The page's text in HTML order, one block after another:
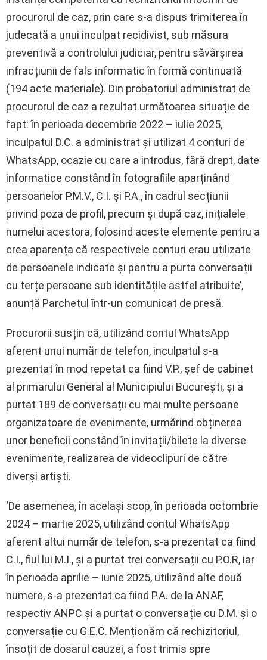
procurorul de caz, prin care s-a dispus trimiterea în
judecată a unui inculpat recidivist, sub măsura
preventivă a controlului judiciar, pentru săvârșirea
infracțiunii de fals informatic în formă continuată
(194 acte materiale). Din probatoriul administrat de
procurorul de caz a rezultat următoarea situație de
fapt: în perioada decembrie 2022 – iulie 2025,
inculpatul D.C. a administrat și utilizat 4 conturi de
WhatsApp, ocazie cu care a introdus, fără drept, date
informatice constând în fotografiile aparținând
persoanelor P.M.V., C.I. și P.A., în cadrul secțiunii
privind poza de profil, precum și după caz, inițialele
numelui acestora, folosind aceste elemente pentru a
crea aparența că respectivele conturi erau utilizate
de persoanele indicate și pentru a purta conversații
cu terțe persoane sub identitățile astfel atribuite’,
anunță Parchetul într-un comunicat de presă.
Procurorii susțin că, utilizând contul WhatsApp
aferent unui număr de telefon, inculpatul s-a
prezentat în mod repetat ca fiind V.P., șef de cabinet
al primarului General al Municipiului București, și a
purtat 189 de conversații cu mai multe persoane
organizatoare de evenimente, urmărind obținerea
unor beneficii constând în invitații/bilete la diverse
evenimente, realizarea de videoclipuri de către
diverși artiști.
‘De asemenea, în același scop, în perioada octombrie
2024 – martie 2025, utilizând contul WhatsApp
aferent altui număr de telefon, s-a prezentat ca fiind
C.I., fiul lui M.I., și a purtat trei conversații cu P.O.R, iar
în perioada aprilie – iunie 2025, utilizând alte două
numere, s-a prezentat ca fiind P.A. de la ANAF,
respectiv ANPC și a purtat o conversație cu D.M. și o
conversație cu G.E.C. Menționăm că rechizitoriul,
însoțit de dosarul cauzei, a fost trimis spre